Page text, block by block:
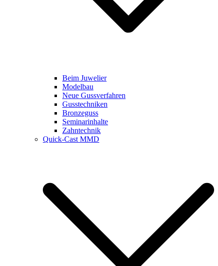
Beim Juwelier
Modelbau
Neue Gussverfahren
Gusstechniken
Bronzeguss
Seminarinhalte
Zahntechnik
Quick-Cast MMD